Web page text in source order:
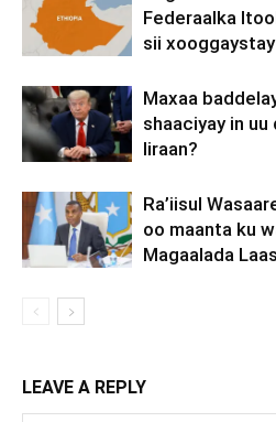
Federaalka
sii xooggaystay
Maxaa
shaaciyay in uu
Iiraan?
Ra’iisul
oo maanta ku
Magaalada
LEAVE A REPLY